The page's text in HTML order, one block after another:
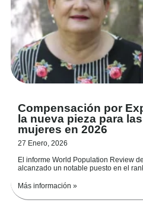
Compensación por
la nueva pieza para
mujeres en 2026
27 Enero, 2026
El informe World Population Review
alcanzado un notable puesto en el
Más información »